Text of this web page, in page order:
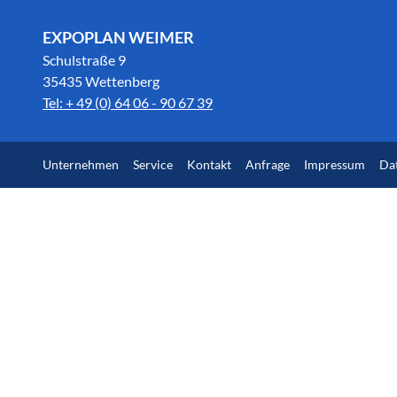
EXPOPLAN WEIMER
Schulstraße 9
35435 Wettenberg
Tel: + 49 (0) 64 06 - 90 67 39
Unternehmen Service Kontakt Anfrage Impressum